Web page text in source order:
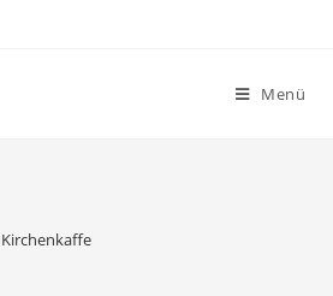
Menü
Kirchenkaffe